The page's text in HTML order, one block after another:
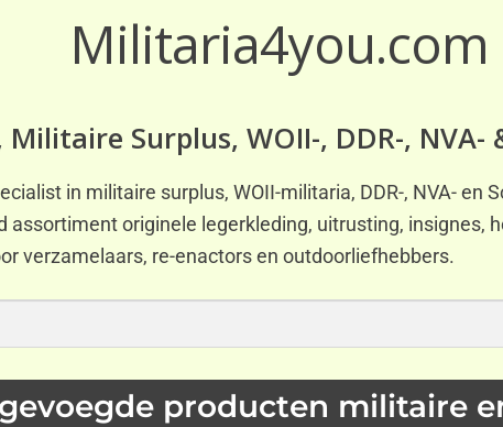
Militaria4you.com
Surplus, WOII-, DDR-,
in militaire surplus, WOII-militaria, DDR-, NVA- en
assortiment originele legerkleding, uitrusting, insignes,
verzamelaars, re-enactors en outdoorliefhebbers.
producten militaire